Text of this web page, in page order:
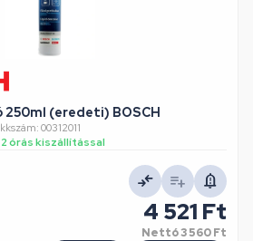
250ml (eredeti) BOSCH
00312011
órás kiszállítással
4 521 Ft
Nettó3 560 Ft